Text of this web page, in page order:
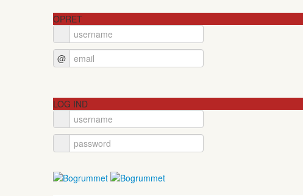
OPRET
@
LOG IND